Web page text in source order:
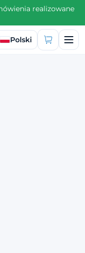
realizowane
język
Polski